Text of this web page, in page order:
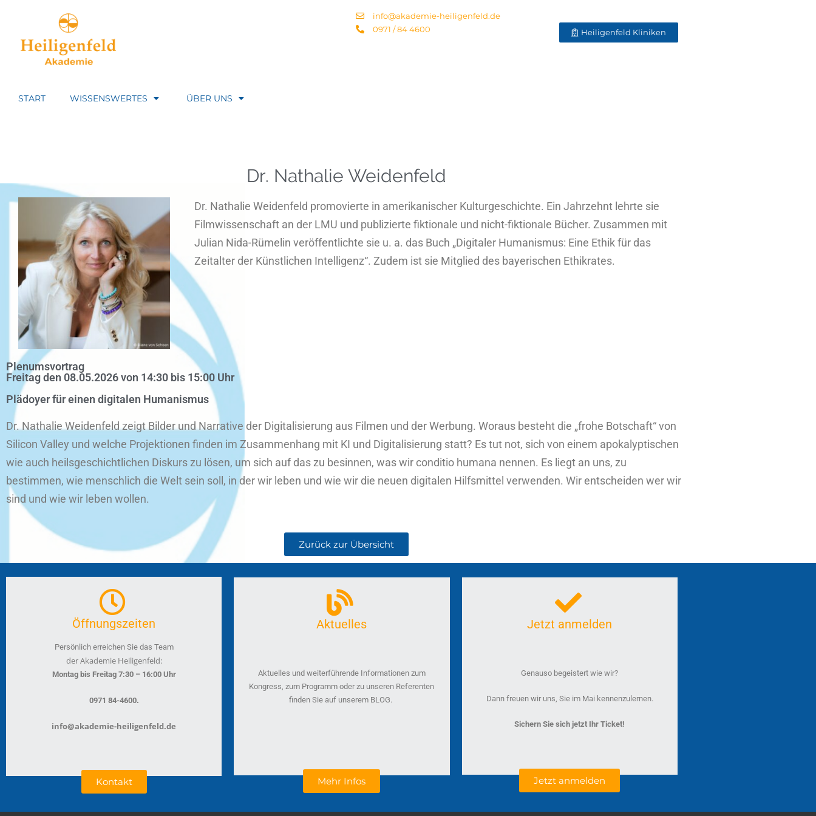
info@akademie-heiligenfeld.de
0971 / 84 4600
Heiligenfeld Kliniken
START WISSENSWERTES ÜBER UNS
Dr. Nathalie Weidenfeld
Dr. Nathalie Weidenfeld promovierte in amerikanischer Kulturgeschichte. Ein Jahrzehnt lehrte sie
Filmwissenschaft an der LMU und publizierte fiktionale und nicht-fiktionale Bücher. Zusammen mit
Julian Nida-Rümelin veröffentlichte sie u. a. das Buch „Digitaler Humanismus: Eine Ethik für das
Zeitalter der Künstlichen Intelligenz“. Zudem ist sie Mitglied des bayerischen Ethikrates.
Plenumsvortrag
Freitag den 08.05.2026 von 14:30 bis 15:00 Uhr
Plädoyer für einen digitalen Humanismus
Dr. Nathalie Weidenfeld zeigt Bilder und Narrative der Digitalisierung aus Filmen und der Werbung. Woraus besteht die „frohe Botschaft“ von
Silicon Valley und welche Projektionen finden im Zusammenhang mit KI und Digitalisierung statt? Es tut not, sich von einem apokalyptischen
wie auch heilsgeschichtlichen Diskurs zu lösen, um sich auf das zu besinnen, was wir conditio humana nennen. Es liegt an uns, zu
bestimmen, wie menschlich die Welt sein soll, in der wir leben und wie wir die neuen digitalen Hilfsmittel verwenden. Wir entscheiden wer wir
sind und wie wir leben wollen.
Zurück zur Übersicht
Öffnungszeiten
Persönlich erreichen Sie das Team
der Akademie Heiligenfeld:
Montag bis Freitag 7:30 – 16:00 Uhr
0971 84-4600.
info@akademie-heiligenfeld.de
Kontakt
Aktuelles
Aktuelles und weiterführende Informationen zum
Kongress, zum Programm oder zu unseren Referenten
finden Sie auf unserem BLOG.
Mehr Infos
Jetzt anmelden
Genauso begeistert wie wir?
Dann freuen wir uns, Sie im Mai kennenzulernen.
Sichern Sie sich jetzt Ihr Ticket!
Jetzt anmelden